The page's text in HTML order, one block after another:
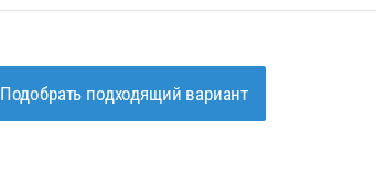
Подобрать подходящий вариант